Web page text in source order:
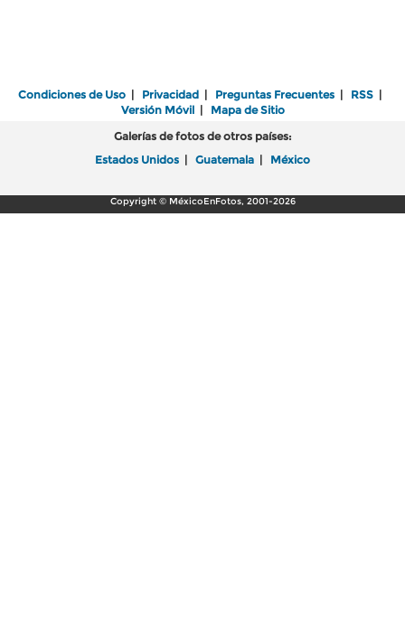
Condiciones de Uso Privacidad Preguntas Frecuentes RSS
Versión Móvil| Mapa de Sitio
Galerías de fotos de otros países:
Estados Unidos
Guatemala México
Copyright © MéxicoEnFotos, 2001-2026